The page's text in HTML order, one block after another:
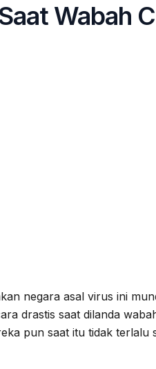
Wabah
negara asal virus ini
drastis saat dilanda
pun saat itu tidak